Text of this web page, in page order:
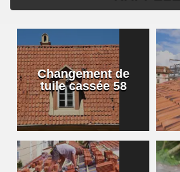
Changement de
tuile cassée 58